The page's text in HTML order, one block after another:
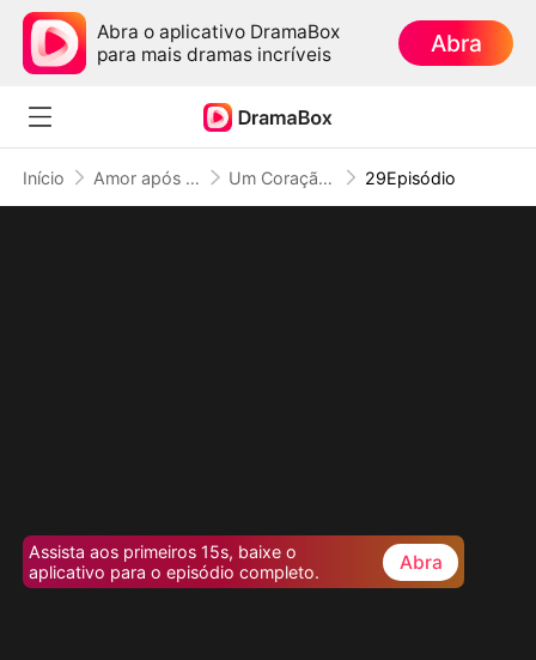
Abra o aplicativo DramaBox
para mais dramas incríveis
Abra
Início Amor após Divórcio Um Coração Libertado 29Episódio
Assista aos primeiros 15s, baixe o
aplicativo para o episódio completo.
Abra